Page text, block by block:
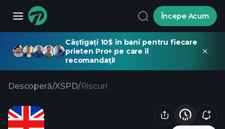
Începe Acum
Câștigați 10$ în bani pentru fiecare
prieten Pro+ pe care îl
recomandați!
Descoperă/XSPD/Riscuri